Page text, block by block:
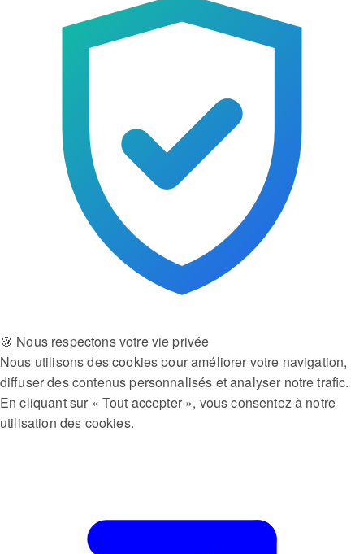
🍪 Nous respectons votre vie privée
Nous utilisons des cookies pour améliorer votre navigation,
diffuser des contenus personnalisés et analyser notre trafic.
En cliquant sur « Tout accepter », vous consentez à notre
utilisation des cookies.